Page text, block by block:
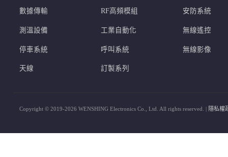
數據傳輸 RF高頻模組 安防系統
測溫設備 工業自動化 無線遙控
停車系統 呼叫系統 無線影像
天線 訂製系列
Copyright © 2019-2026 WENSHING Electronics Co., Ltd. All rights reserved. | 隱私權